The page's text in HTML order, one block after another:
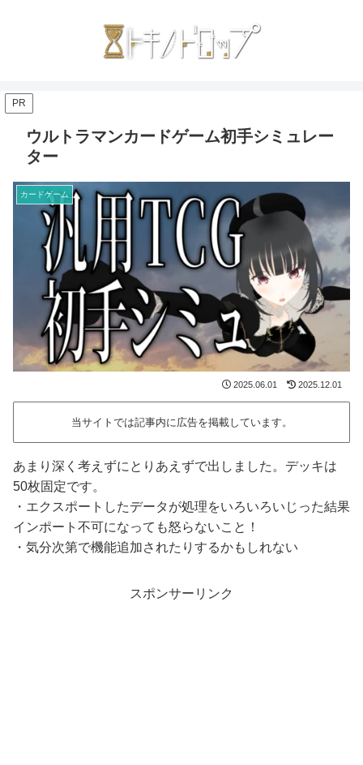
PR
ウルトラマンカードゲーム初手シミュレー
ター
カードゲーム
2025.06.01 2025.12.01
当サイトでは記事内に広告を掲載しています。
あまり深く考えずにとりあえずで出しました。デッキは
50枚固定です。
・エクスポートしたデータが処理をいろいろいじった結果
インポート不可になっても怒らないこと！
・気分次第で機能追加されたりするかもしれない
スポンサーリンク